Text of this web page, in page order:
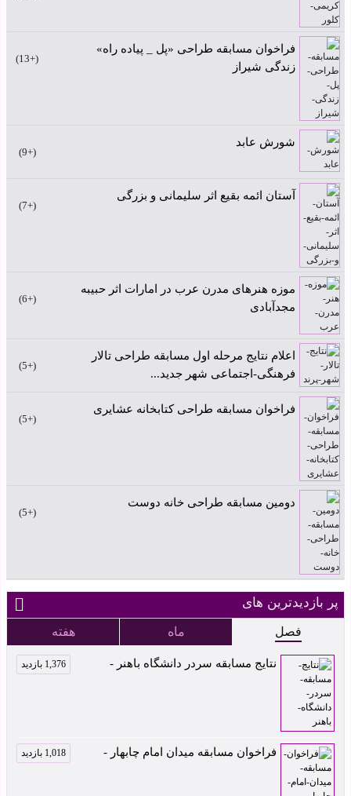
فراخوان مسابقه طراحی «پل _ پیاده راه»
زندگی شیراز
+13
شورش عابد
+9
آستان ائمه بقیع اثر سلیمانی و بزرگی
+7
موزه هنرهای مدرن عرب در امارات اثر حبیبه
مجدآبادی
+6
اعلام نتایج مرحله اول مسابقه طراحی تالار
فرهنگی-اجتماعی شهر جدید...
+5
فراخوان مسابقه طراحی کتابخانه عشایری
+5
دومین مسابقه طراحی خانه دوست
+5
پر بازدیدترین های
فصل ماه هفته
نتایج مسابقه سردر دانشگاه باهنر - 1,376 بازدید
فراخوان مسابقه میدان امام چابهار - 1,018 بازدید